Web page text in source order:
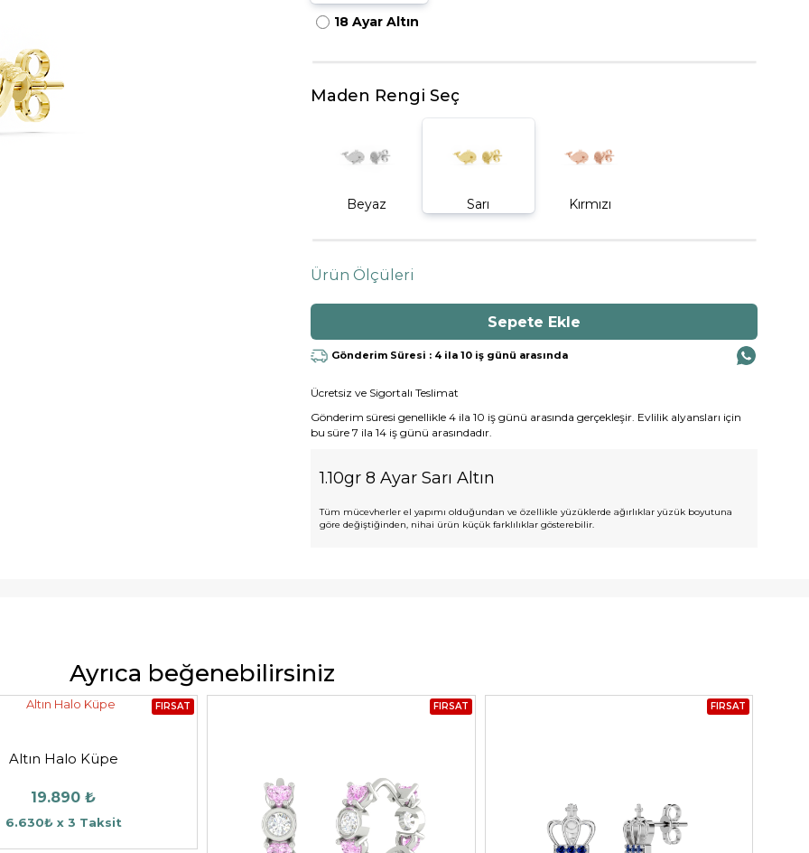
TAMTUR YÜZÜK
18 Ayar Altın
Maden Rengi Seç
Beyaz Sarı Kırmızı
Ürün Ölçüleri
Gönderim Süresi : 4 ila 10 iş günü arasında
Ücretsiz ve Sigortalı Teslimat
Gönderim süresi genellikle 4 ila 10 iş günü arasında gerçekleşir. Evlilik alyansları için
bu süre 7 ila 14 iş günü arasındadır.
1.10gr 8 Ayar Sarı Altın
Tüm mücevherler el yapımı olduğundan ve özellikle yüzüklerde ağırlıklar yüzük boyutuna
göre değiştiğinden, nihai ürün küçük farklılıklar gösterebilir.
Ayrıca beğenebilirsiniz
FIRSAT
Altın Halo Küpe
19.890 ₺
6.630₺ x 3 Taksit
FIRSAT FIRSAT